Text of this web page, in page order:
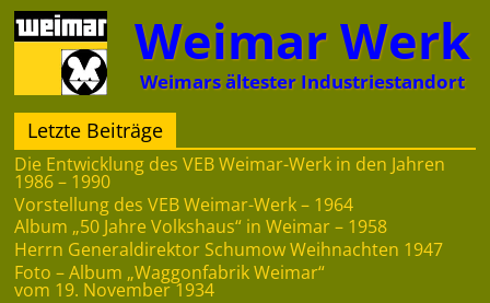
Zum
Inhalt
springen
Weimar Werk
Weimars ältester Industriestandort
Letzte Beiträge
Die Entwicklung des VEB Weimar-Werk in den Jahren
1986 – 1990
Vorstellung des VEB Weimar-Werk – 1964
Album „50 Jahre Volkshaus“ in Weimar – 1958
Herrn Generaldirektor Schumow Weihnachten 1947
Foto – Album „Waggonfabrik Weimar“
vom 19. November 1934